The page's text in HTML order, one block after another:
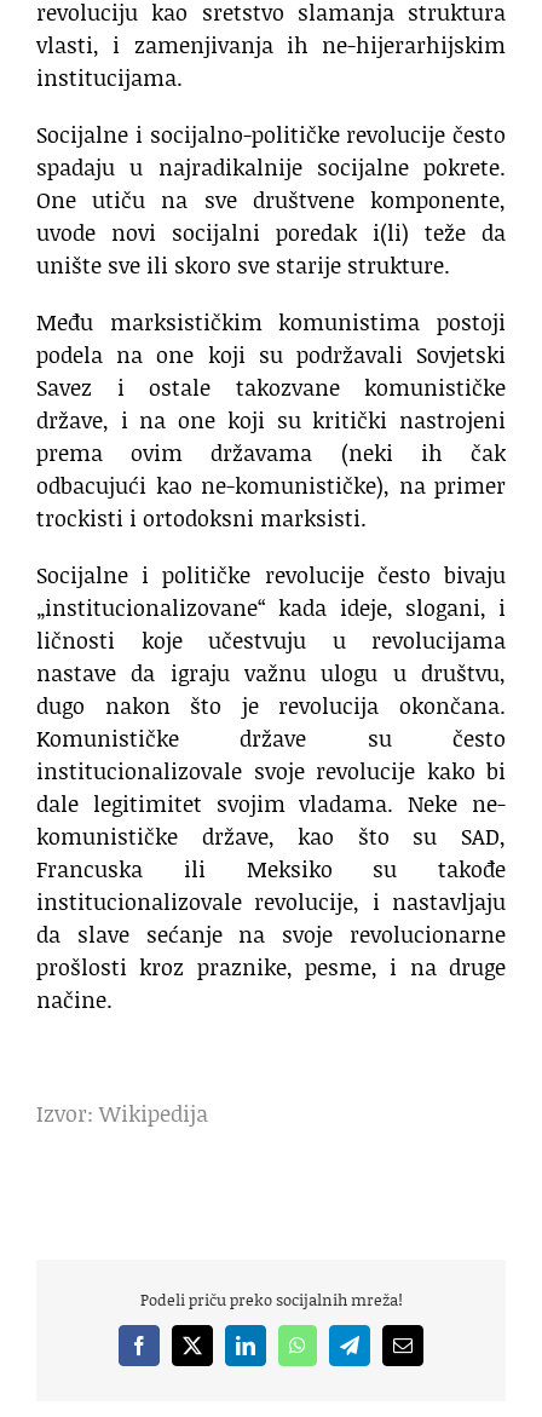
revoluciju kao sretstvo slamanja struktura
vlasti, i zamenjivanja ih ne-hijerarhijskim
institucijama.
Socijalne i socijalno-političke revolucije često
spadaju u najradikalnije socijalne pokrete.
One utiču na sve društvene komponente,
uvode novi socijalni poredak i(li) teže da
unište sve ili skoro sve starije strukture.
Među marksističkim komunistima postoji
podela na one koji su podržavali Sovjetski
Savez i ostale takozvane komunističke
države, i na one koji su kritički nastrojeni
prema ovim državama (neki ih čak
odbacujući kao ne-komunističke), na primer
trockisti i ortodoksni marksisti.
Socijalne i političke revolucije često bivaju
„institucionalizovane“ kada ideje, slogani, i
ličnosti koje učestvuju u revolucijama
nastave da igraju važnu ulogu u društvu,
dugo nakon što je revolucija okončana.
Komunističke države su često
institucionalizovale svoje revolucije kako bi
dale legitimitet svojim vladama. Neke ne-
komunističke države, kao što su SAD,
Francuska ili Meksiko su takođe
institucionalizovale revolucije, i nastavljaju
da slave sećanje na svoje revolucionarne
prošlosti kroz praznike, pesme, i na druge
načine.
Izvor: Wikipedija
Podeli priču preko socijalnih mreža!
Facebook
X LinkedInWhatsAppTelegramEmail